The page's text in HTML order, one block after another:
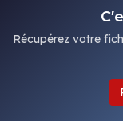
Récupérez votre